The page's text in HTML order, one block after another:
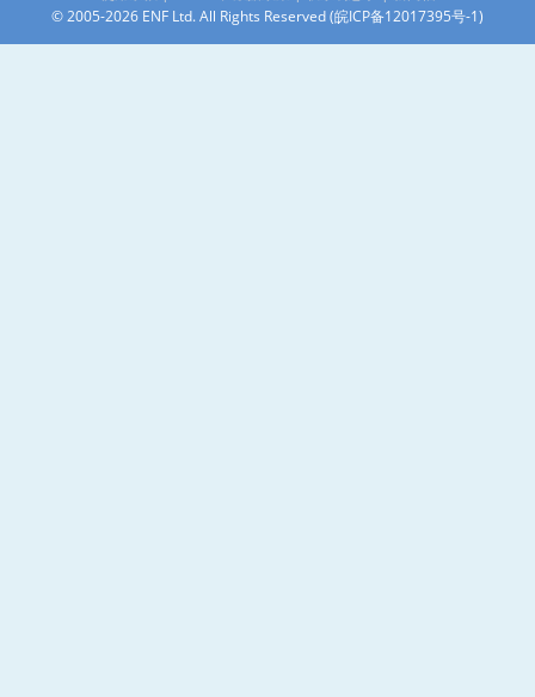
© 2005-2026 ENF Ltd. All Rights Reserved (皖ICP备12017395号-1)